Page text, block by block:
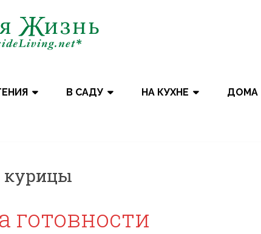
В САДУ НА КУХНЕ ДОМА
курицы
готовности